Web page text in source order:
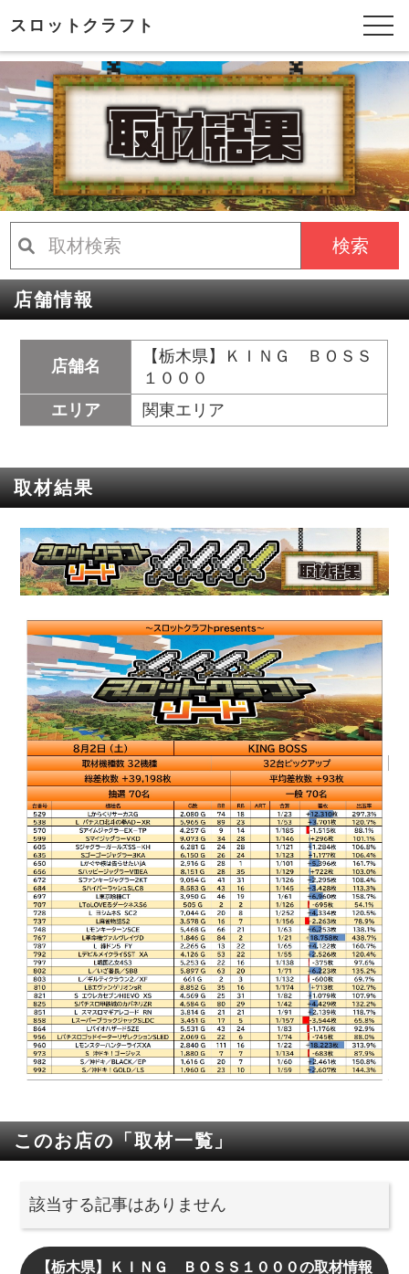
スロットクラフト
検索
店舗情報
店舗名
【栃木県】ＫＩＮＧ ＢＯＳＳ
１０００
エリア
関東エリア
取材結果
このお店の「取材一覧」
該当する記事はありません
【栃木県】ＫＩＮＧ ＢＯＳＳ１０００の取材情報